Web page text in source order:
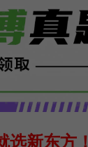
选新东方！